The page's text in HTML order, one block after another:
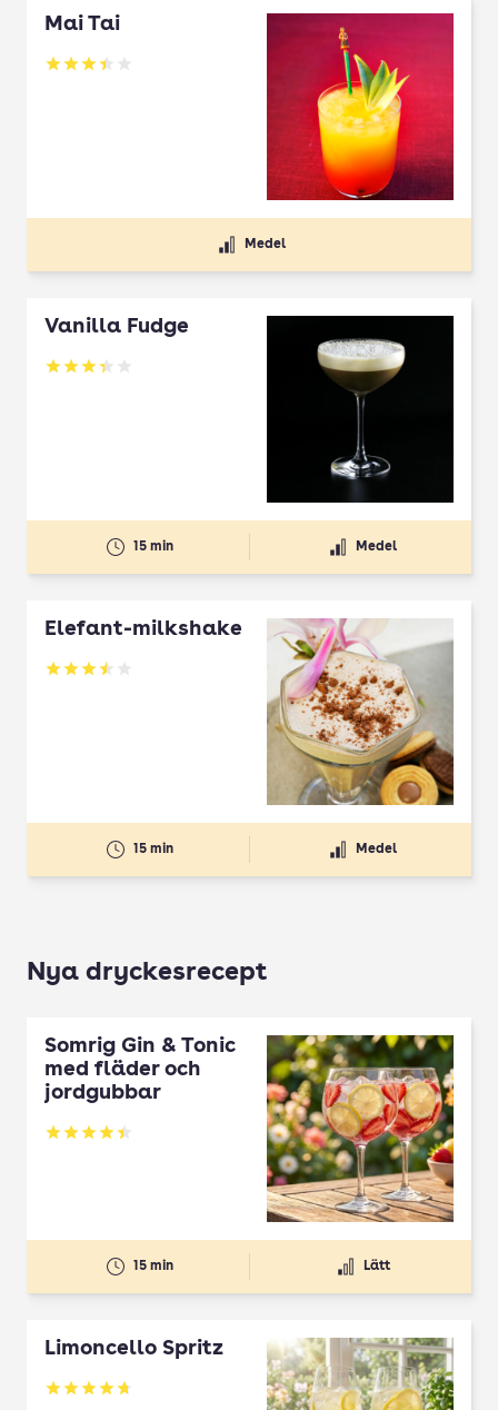
Mai Tai
Betyg: 3.42 av 5
Medel
Vanilla Fudge
Betyg: 3.37 av 5
15 min Medel
Elefant-milkshake
Betyg: 3.5 av 5
15 min Medel
Nya dryckesrecept
Somrig Gin & Tonic
med fläder och
jordgubbar
Betyg: 4.45 av 5
15 min Lätt
Limoncello Spritz
Betyg: 4.7 av 5